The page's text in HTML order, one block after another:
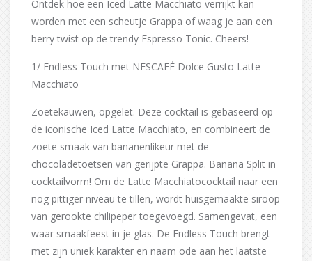
Ontdek hoe een Iced Latte Macchiato verrijkt kan
worden met een scheutje Grappa of waag je aan een
berry twist op de trendy Espresso Tonic. Cheers!
1/ Endless Touch met NESCAFÉ Dolce Gusto Latte
Macchiato
Zoetekauwen, opgelet. Deze cocktail is gebaseerd op
de iconische Iced Latte Macchiato, en combineert de
zoete smaak van bananenlikeur met de
chocoladetoetsen van gerijpte Grappa. Banana Split in
cocktailvorm! Om de Latte Macchiatococktail naar een
nog pittiger niveau te tillen, wordt huisgemaakte siroop
van gerookte chilipeper toegevoegd. Samengevat, een
waar smaakfeest in je glas. De Endless Touch brengt
met zijn uniek karakter en naam ode aan het laatste